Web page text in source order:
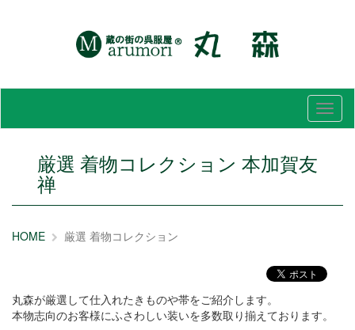
メ
ニ
厳選 着物コレクション 本加賀友
禅
HOME 厳選 着物コレクション
丸森が厳選して仕入れたきものや帯をご紹介します。
本物志向のお客様にふさわしい装いを多数取り揃えております。